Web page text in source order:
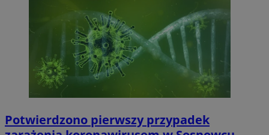
Potwierdzono pierwszy przypadek